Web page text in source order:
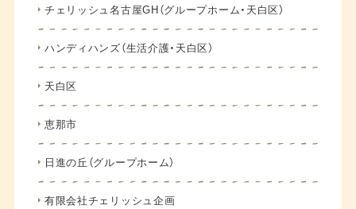
チェリッシュ名古屋GH（グループホーム・天白区）
ハンディハンズ（生活介護・天白区）
天白区
恵那市
日進の丘（グループホーム）
有限会社チェリッシュ企画